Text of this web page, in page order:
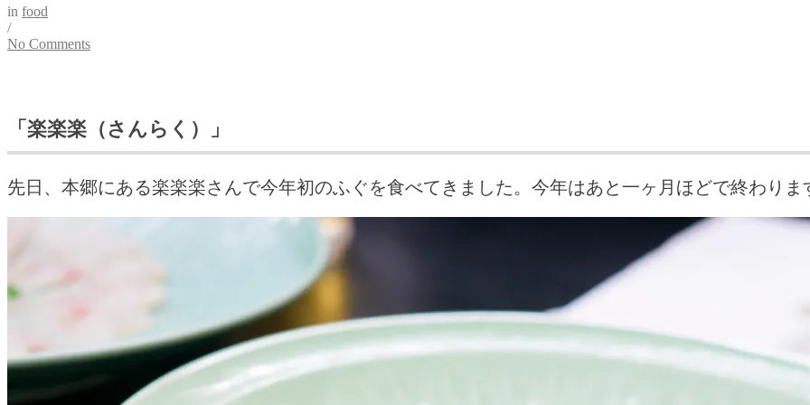
in food
/
No Comments
「楽楽楽（さんらく）」
先日、本郷にある楽楽楽さんで今年初のふぐを食べてきました。今年はあと一ヶ月ほどで終わり